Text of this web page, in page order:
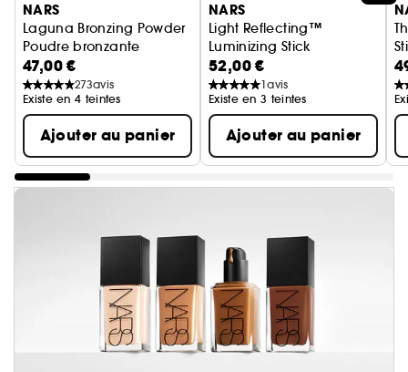
NARS
Laguna Bronzing Powder
Poudre bronzante
47,00 €
273avis
Existe en 4 teintes
Ajouter au panier
NARS
Light Reflecting™
Luminizing Stick
Stick Illuminateur Multi‑Usage
52,00 €
1avis
Existe en 3 teintes
Ajouter au panier